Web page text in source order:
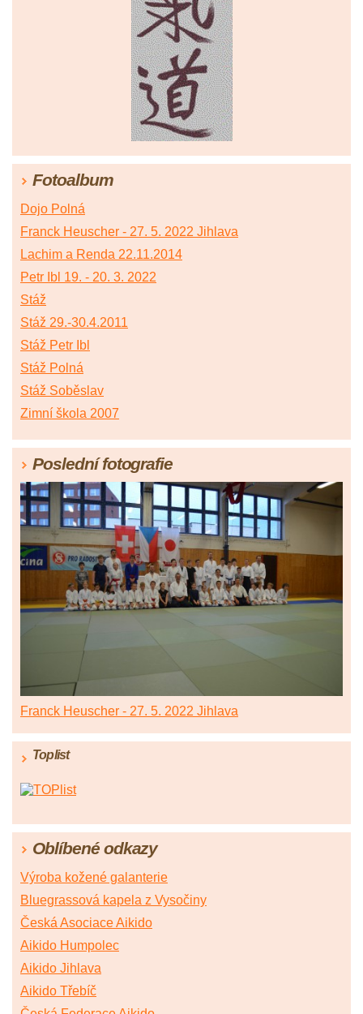
Fotoalbum
Dojo Polná
Franck Heuscher - 27. 5. 2022 Jihlava
Lachim a Renda 22.11.2014
Petr Ibl 19. - 20. 3. 2022
Stáž
Stáž 29.-30.4.2011
Stáž Petr Ibl
Stáž Polná
Stáž Soběslav
Zimní škola 2007
Poslední fotografie
Franck Heuscher - 27. 5. 2022 Jihlava
Toplist
Oblíbené odkazy
Výroba kožené galanterie
Bluegrassová kapela z Vysočiny
Česká Asociace Aikido
Aikido Humpolec
Aikido Jihlava
Aikido Třebíč